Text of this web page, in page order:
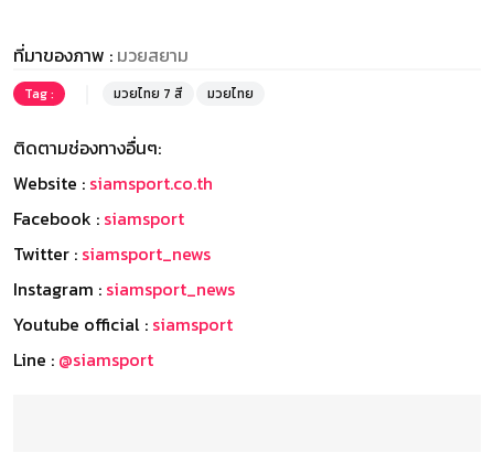
ที่มาของภาพ : มวยสยาม
Tag : มวยไทย 7 สี มวยไทย
ติดตามช่องทางอื่นๆ:
Website : siamsport.co.th
Facebook : siamsport
Twitter : siamsport_news
Instagram : siamsport_news
Youtube official : siamsport
Line : @siamsport